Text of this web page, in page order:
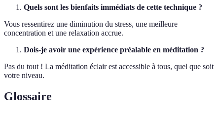
Quels sont les bienfaits immédiats de cette technique ?
Vous ressentirez une diminution du stress, une meilleure
concentration et une relaxation accrue.
Dois-je avoir une expérience préalable en méditation ?
Pas du tout ! La méditation éclair est accessible à tous, quel que soit
votre niveau.
Glossaire